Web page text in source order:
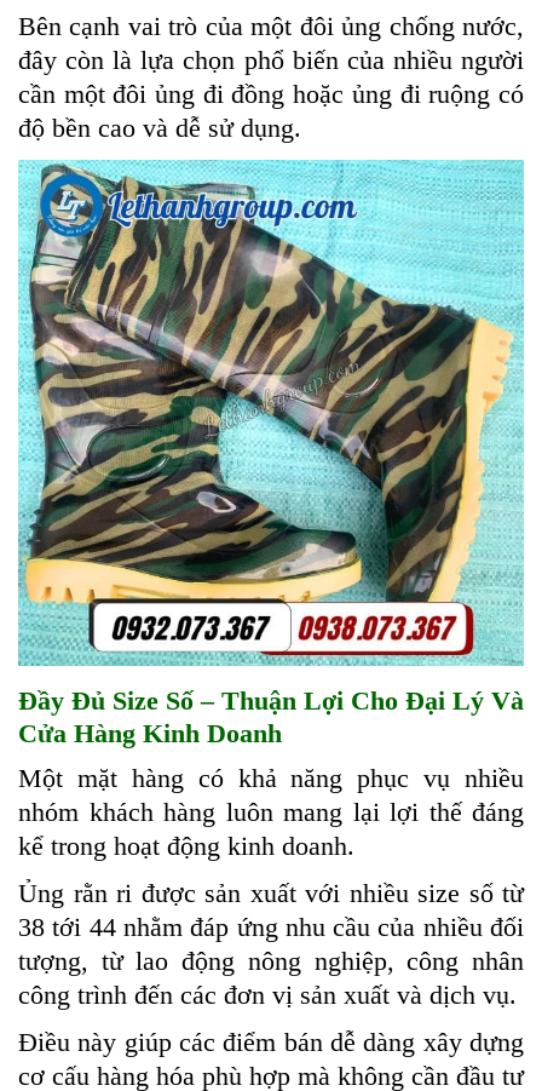
Bên cạnh vai trò của một đôi ủng chống nước,
đây còn là lựa chọn phổ biến của nhiều người
cần một đôi ủng đi đồng hoặc ủng đi ruộng có
độ bền cao và dễ sử dụng.
Đầy Đủ Size Số – Thuận Lợi Cho Đại Lý Và
Cửa Hàng Kinh Doanh
Một mặt hàng có khả năng phục vụ nhiều
nhóm khách hàng luôn mang lại lợi thế đáng
kể trong hoạt động kinh doanh.
Ủng rằn ri được sản xuất với nhiều size số từ
38 tới 44 nhằm đáp ứng nhu cầu của nhiều đối
tượng, từ lao động nông nghiệp, công nhân
công trình đến các đơn vị sản xuất và dịch vụ.
Điều này giúp các điểm bán dễ dàng xây dựng
cơ cấu hàng hóa phù hợp mà không cần đầu tư